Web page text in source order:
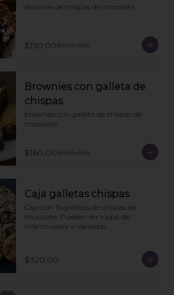
Brownie de chispas de chocolate.
$150.00$170.00
Brownies con galleta de
chispas
brownies con galleta de chispas de
chocolate
$160.00$185.00
Caja galletas chispas
Caja con 15 galletas de chispas de
chocolate. Pueden ser todas del
mismo sabor o variadas
$320.00